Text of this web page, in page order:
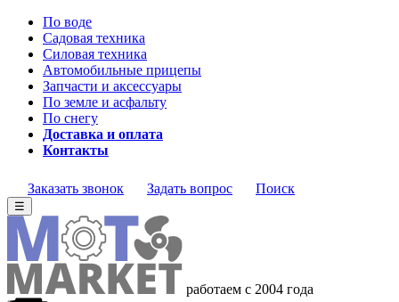
По воде
Садовая техника
Силовая техника
Автомобильные прицепы
Запчасти и аксессуары
По земле и асфальту
По снегу
Доставка и оплата
Контакты
Заказать звонок Задать вопрос Поиск
☰
работаем с 2004 года